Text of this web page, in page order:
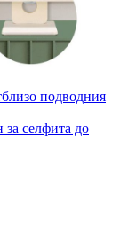
подводния
селфита до